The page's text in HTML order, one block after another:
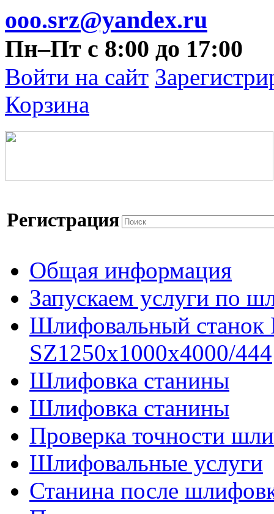
ooo.srz@yandex.ru
Пн–Пт с 8:00 до 17:00
Войти на сайт
Корзина
Регистрация
Общая информация
Запускаем услуги по
Шлифовальный
SZ1250x1000x4000/444
Шлифовка станины
Шлифовка станины
Проверка точности
Шлифовальные услуги
Станина после